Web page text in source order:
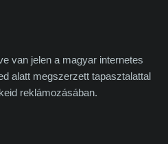
van jelen a magyar internetes
alatt megszerzett tapasztalattal
reklámozásában.